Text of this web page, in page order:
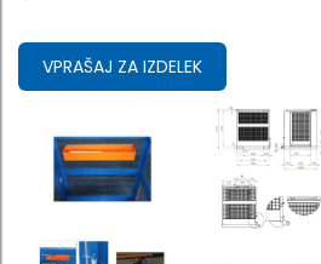
VPRAŠAJ ZA IZDELEK